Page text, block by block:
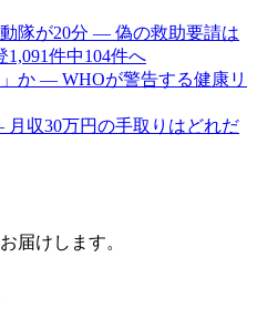
隊が20分 — 偽の救助要請は
1,091件中104件へ
か — WHOが警告する健康リ
収30万円の手取りはどれだ
届けします。